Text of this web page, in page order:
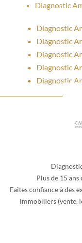
Diagnostic
Diagnostic
Diagnostic
Diagnostic
Diagnostic
Diagnostic
Plus de 15
Faites confiance à des
immobiliers (vente,